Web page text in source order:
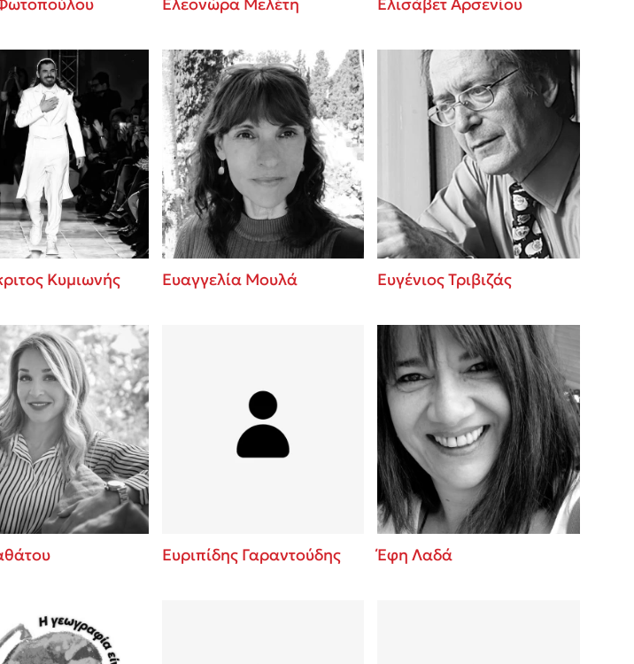
Κυμιωνής Ευαγγελία Μουλά Ευγένιος Τριβιζάς
Ευριπίδης Γαραντούδης Έφη Λαδά